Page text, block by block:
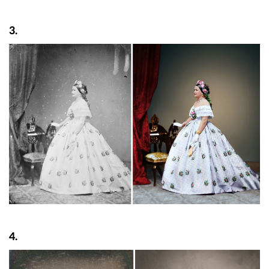
3.
4.